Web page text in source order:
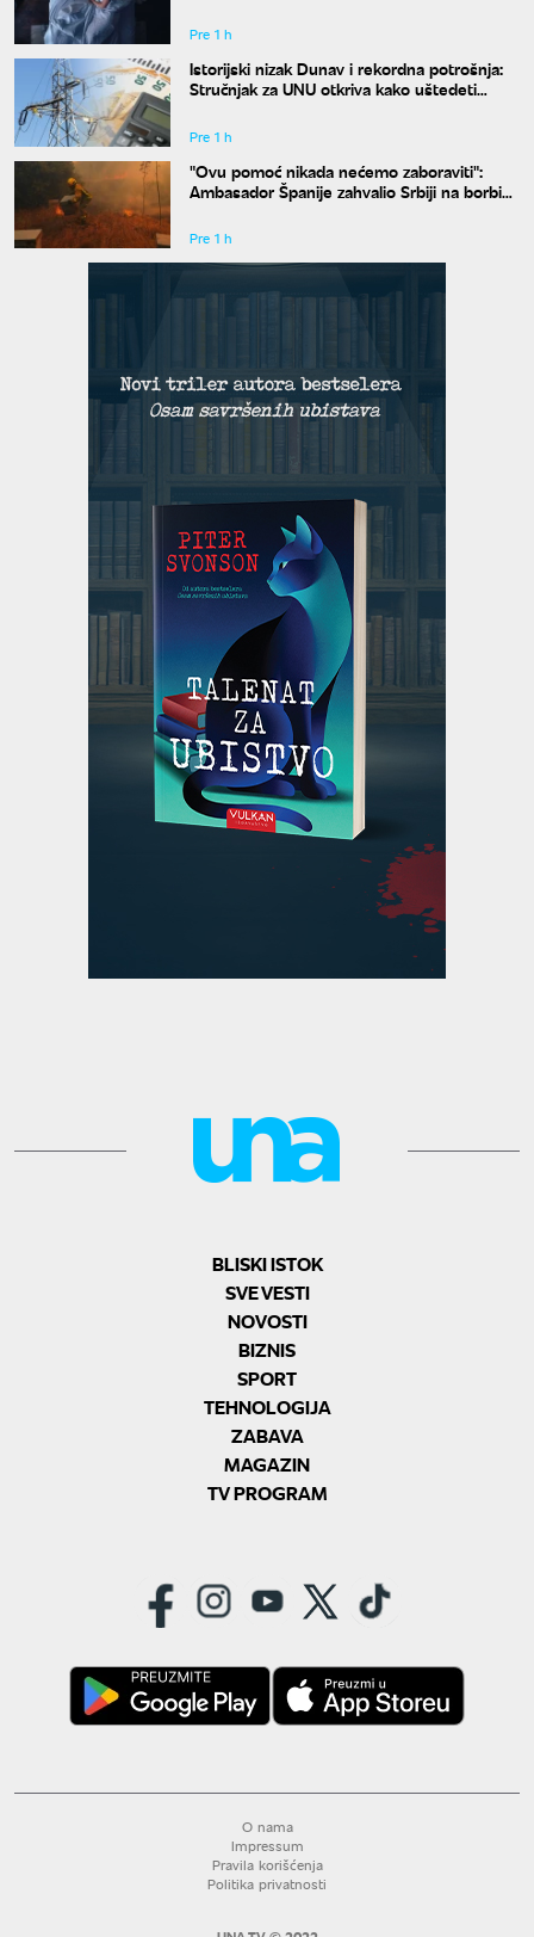
Pre 1 h
Istorijski nizak Dunav i rekordna potrošnja:
Stručnjak za UNU otkriva kako uštedeti
Pre 1 h
"Ovu pomoć nikada nećemo zaboraviti":
Ambasador Španije zahvalio Srbiji na borbi
Pre 1 h
BLISKI ISTOK
SVE VESTI
NOVOSTI
BIZNIS
SPORT
TEHNOLOGIJA
ZABAVA
MAGAZIN
TV PROGRAM
O nama
Impressum
Pravila korišćenja
Politika privatnosti